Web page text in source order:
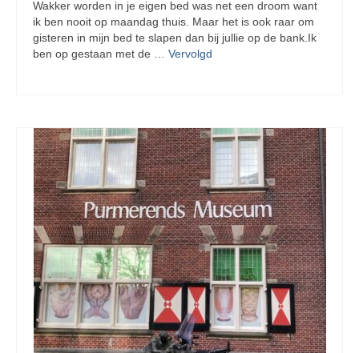
Wakker worden in je eigen bed was net een droom want
ik ben nooit op maandag thuis. Maar het is ook raar om
gisteren in mijn bed te slapen dan bij jullie op de bank.Ik
ben op gestaan met de … Vervolgd